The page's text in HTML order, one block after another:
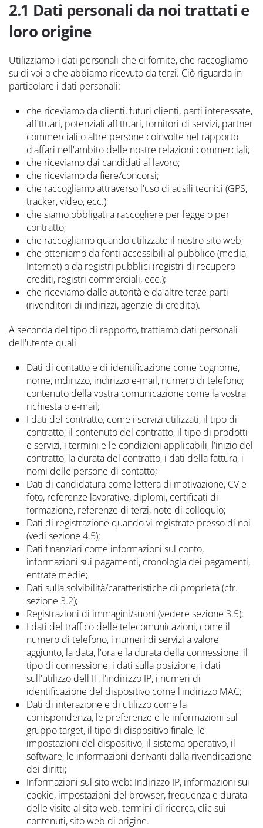
2.1 Dati personali da noi trattati e
loro origine
Utilizziamo i dati personali che ci fornite, che raccogliamo
su di voi o che abbiamo ricevuto da terzi. Ciò riguarda in
particolare i dati personali:
che riceviamo da clienti, futuri clienti, parti interessate,
affittuari, potenziali affittuari, fornitori di servizi, partner
commerciali o altre persone coinvolte nel rapporto
d'affari nell'ambito delle nostre relazioni commerciali;
che riceviamo dai candidati al lavoro;
che riceviamo da fiere/concorsi;
che raccogliamo attraverso l'uso di ausili tecnici (GPS,
tracker, video, ecc.);
che siamo obbligati a raccogliere per legge o per
contratto;
che raccogliamo quando utilizzate il nostro sito web;
che otteniamo da fonti accessibili al pubblico (media,
Internet) o da registri pubblici (registri di recupero
crediti, registri commerciali, ecc.);
che riceviamo dalle autorità e da altre terze parti
(rivenditori di indirizzi, agenzie di credito).
A seconda del tipo di rapporto, trattiamo dati personali
dell'utente quali
Dati di contatto e di identificazione come cognome,
nome, indirizzo, indirizzo e-mail, numero di telefono;
contenuto della vostra comunicazione come la vostra
richiesta o e-mail;
I dati del contratto, come i servizi utilizzati, il tipo di
contratto, il contenuto del contratto, il tipo di prodotti
e servizi, i termini e le condizioni applicabili, l'inizio del
contratto, la durata del contratto, i dati della fattura, i
nomi delle persone di contatto;
Dati di candidatura come lettera di motivazione, CV e
foto, referenze lavorative, diplomi, certificati di
formazione, referenze di terzi, note di colloquio;
Dati di registrazione quando vi registrate presso di noi
(vedi sezione 4.5);
Dati finanziari come informazioni sul conto,
informazioni sui pagamenti, cronologia dei pagamenti,
entrate medie;
Dati sulla solvibilità/caratteristiche di proprietà (cfr.
sezione 3.2);
Registrazioni di immagini/suoni (vedere sezione 3.5);
I dati del traffico delle telecomunicazioni, come il
numero di telefono, i numeri di servizi a valore
aggiunto, la data, l'ora e la durata della connessione, il
tipo di connessione, i dati sulla posizione, i dati
sull'utilizzo dell'IT, l'indirizzo IP, i numeri di
identificazione del dispositivo come l'indirizzo MAC;
Dati di interazione e di utilizzo come la
corrispondenza, le preferenze e le informazioni sul
gruppo target, il tipo di dispositivo finale, le
impostazioni del dispositivo, il sistema operativo, il
software, le informazioni derivanti dalla rivendicazione
dei diritti;
Informazioni sul sito web: Indirizzo IP, informazioni sui
cookie, impostazioni del browser, frequenza e durata
delle visite al sito web, termini di ricerca, clic sui
contenuti, sito web di origine.